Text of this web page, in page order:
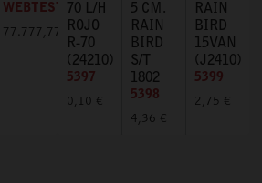
WEBTEST
77.777,77 €
70 L/H
ROJO
R-70
(24210)
5397
0,10 €
5 CM.
RAIN
BIRD
S/T
1802
5398
4,36 €
RAIN
BIRD
15VAN
(J2410)
5399
2,75 €